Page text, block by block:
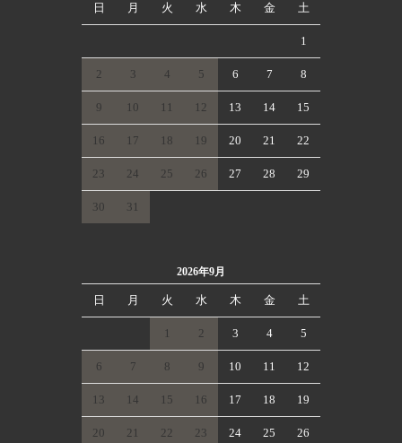
日 月 火 水 木 金 土
1
2 3 4 5 6 7 8
9 10 11 12 13 14 15
16 17 18 19 20 21 22
23 24 25 26 27 28 29
30 31
2026年9月
日 月 火 水 木 金 土
1 2 3 4 5
6 7 8 9 10 11 12
13 14 15 16 17 18 19
20 21 22 23 24 25 26